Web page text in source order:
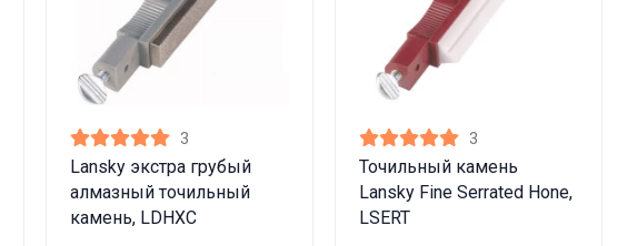
3
Lansky экстра грубый
алмазный точильный
камень, LDHXC
3
Точильный камень
Lansky Fine Serrated Hone,
LSERT